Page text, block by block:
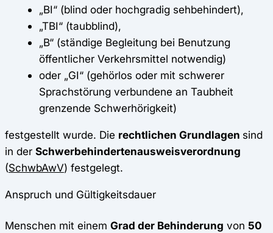
„BI“ (blind oder hochgradig sehbehindert),
„TBI“ (taubblind),
„B“ (ständige Begleitung bei Benutzung
öffentlicher Verkehrsmittel notwendig)
oder „GI“ (gehörlos oder mit schwerer
Sprachstörung verbundene an Taubheit
grenzende Schwerhörigkeit)
festgestellt wurde. Die rechtlichen Grundlagen sind
in der Schwerbehindertenausweisverordnung
(SchwbAwV) festgelegt.
Anspruch und Gültigkeitsdauer
Menschen mit einem Grad der Behinderung von 50